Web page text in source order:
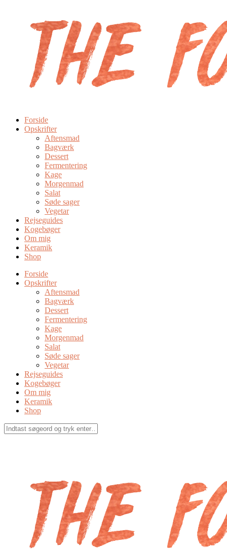
Forside
Opskrifter
Aftensmad
Bagværk
Dessert
Fermentering
Kage
Morgenmad
Salat
Søde sager
Vegetar
Rejseguides
Kogebøger
Om mig
Keramik
Shop
Forside
Opskrifter
Aftensmad
Bagværk
Dessert
Fermentering
Kage
Morgenmad
Salat
Søde sager
Vegetar
Rejseguides
Kogebøger
Om mig
Keramik
Shop